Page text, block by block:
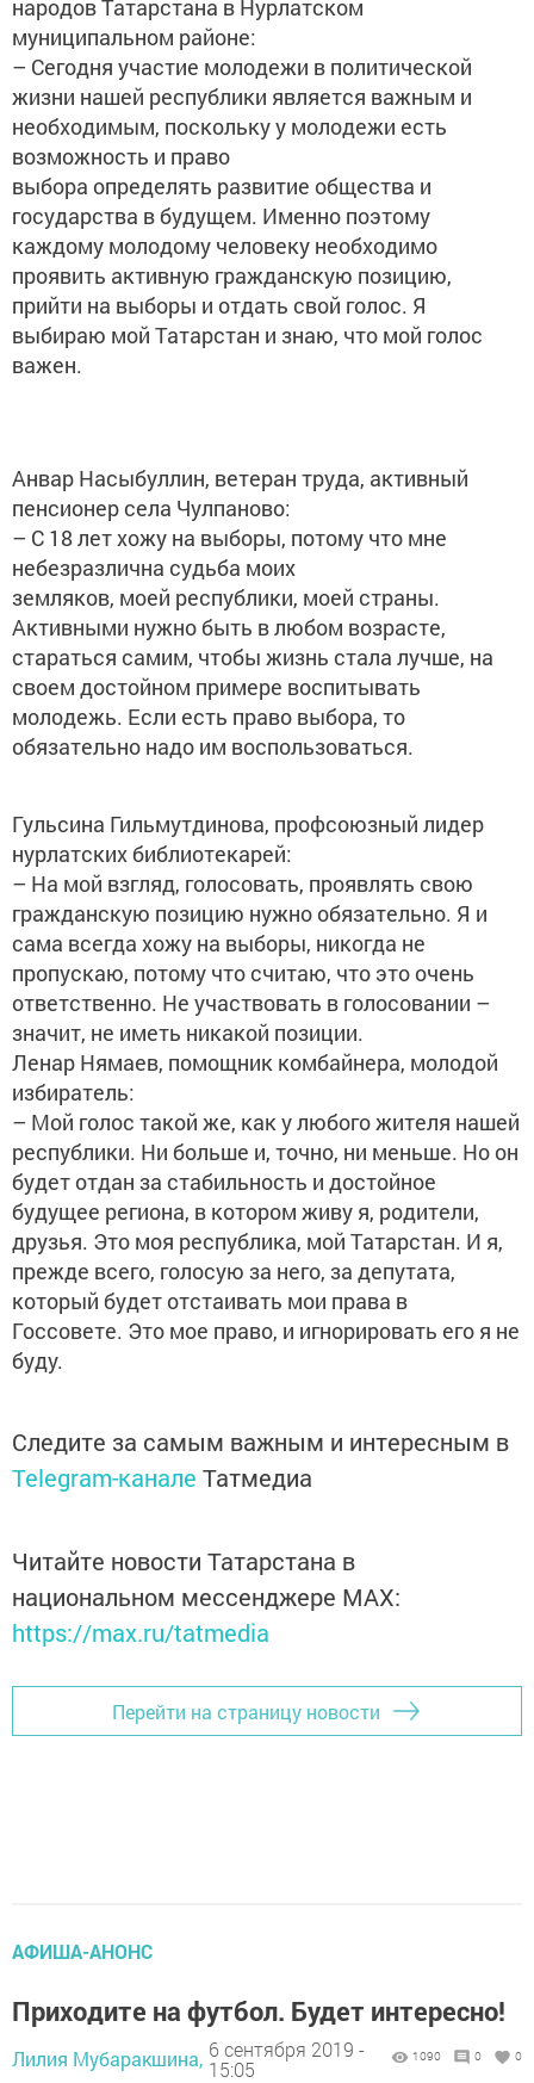
народов Татарстана в Нурлатском
муниципальном районе:
– Сегодня участие молодежи в политической
жизни нашей республики является важным и
необходимым, поскольку у молодежи есть
возможность и право
выбора определять развитие общества и
государства в будущем. Именно поэтому
каждому молодому человеку необходимо
проявить активную гражданскую позицию,
прийти на выборы и отдать свой голос. Я
выбираю мой Татарстан и знаю, что мой голос
важен.
Анвар Насыбуллин, ветеран труда, активный
пенсионер села Чулпаново:
– С 18 лет хожу на выборы, потому что мне
небезразлична судьба моих
земляков, моей республики, моей страны.
Активными нужно быть в любом возрасте,
стараться самим, чтобы жизнь стала лучше, на
своем достойном примере воспитывать
молодежь. Если есть право выбора, то
обязательно надо им воспользоваться.
Гульсина Гильмутдинова, профсоюзный лидер
нурлатских библиотекарей:
– На мой взгляд, голосовать, проявлять свою
гражданскую позицию нужно обязательно. Я и
сама всегда хожу на выборы, никогда не
пропускаю, потому что считаю, что это очень
ответственно. Не участвовать в голосовании –
значит, не иметь никакой позиции.
Ленар Нямаев, помощник комбайнера, молодой
избиратель:
– Мой голос такой же, как у любого жителя нашей
республики. Ни больше и, точно, ни меньше. Но он
будет отдан за стабильность и достойное
будущее региона, в котором живу я, родители,
друзья. Это моя республика, мой Татарстан. И я,
прежде всего, голосую за него, за депутата,
который будет отстаивать мои права в
Госсовете. Это мое право, и игнорировать его я не
буду.
Следите за самым важным и интересным в
Telegram-канале Татмедиа
Читайте новости Татарстана в
национальном мессенджере MАХ:
https://max.ru/tatmedia
Перейти на страницу новости
АФИША-АНОНС
Приходите на футбол. Будет интересно!
Лилия Мубаракшина, 6 сентября 2019 -
15:05
1090 0 0